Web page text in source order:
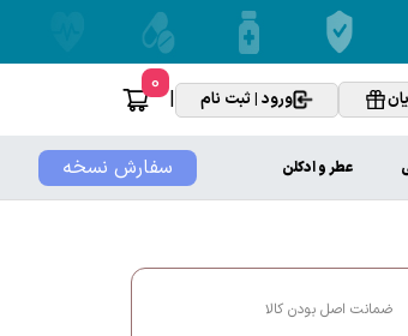
ورود | ثبت نام |
0
سفارش نسخه عطر و ادکلن
ضمانت اصل بودن کالا